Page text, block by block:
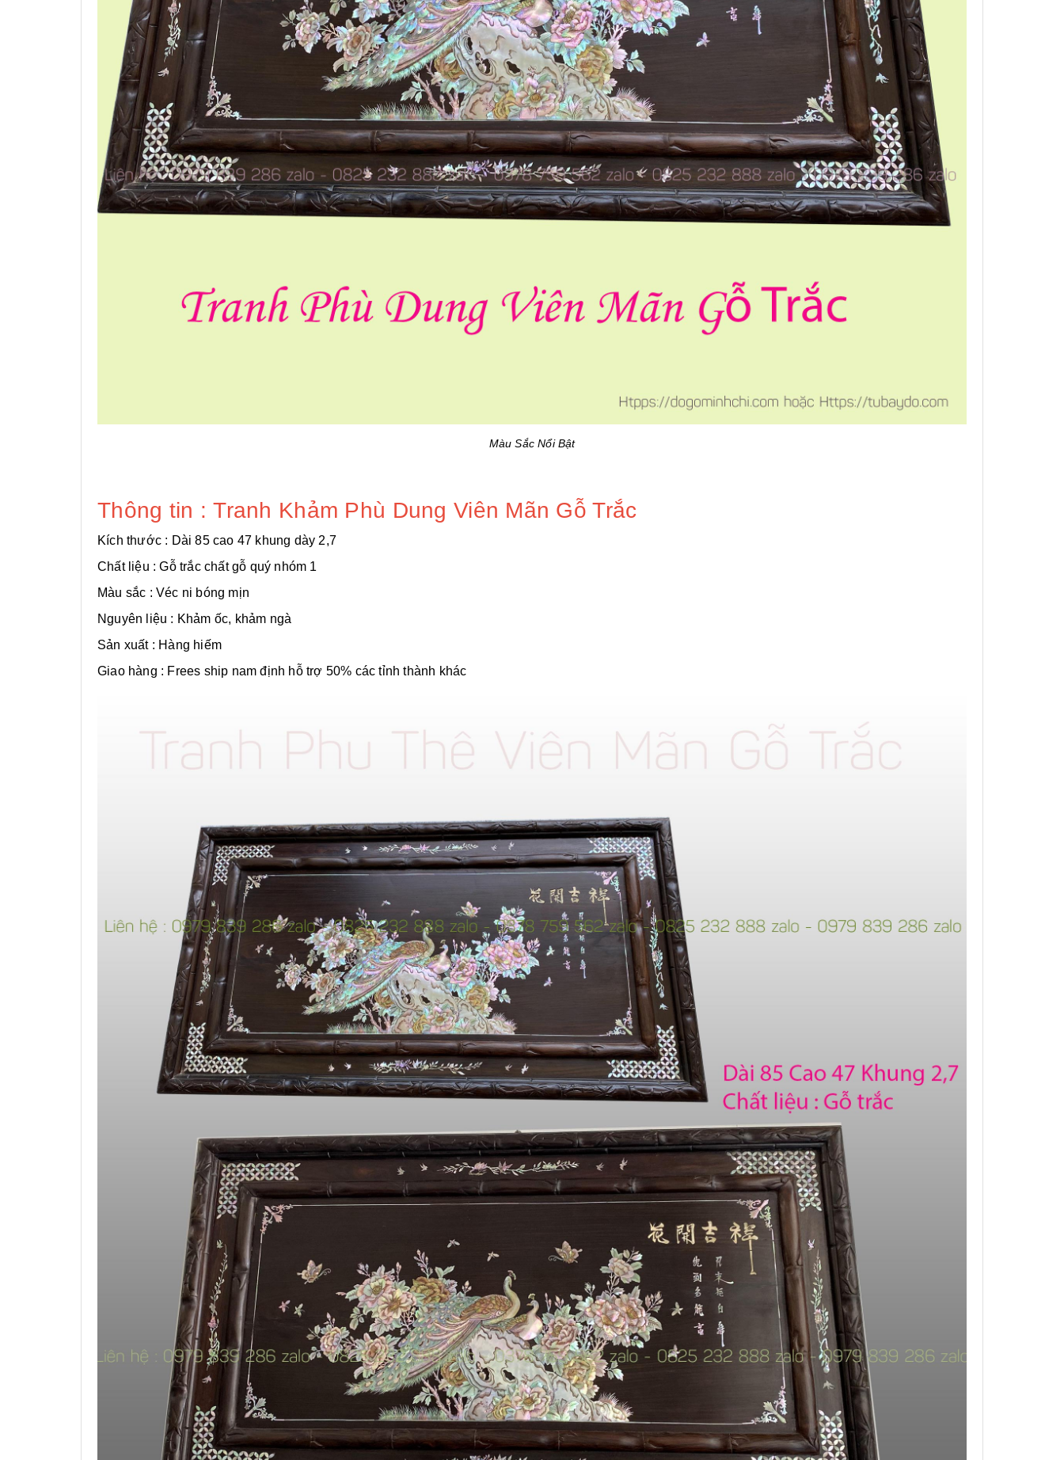
Màu Sắc Nổi Bật
Thông tin : Tranh Khảm Phù Dung Viên Mãn Gỗ Trắc
Kích thước : Dài 85 cao 47 khung dày 2,7
Chất liệu : Gỗ trắc chất gỗ quý nhóm 1
Màu sắc : Véc ni bóng mịn
Nguyên liệu : Khảm ốc, khảm ngà
Sản xuất : Hàng hiếm
Giao hàng : Frees ship nam định hỗ trợ 50% các tỉnh thành khác